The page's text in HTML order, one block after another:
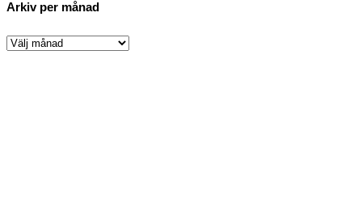
Arkiv per månad
Arkiv